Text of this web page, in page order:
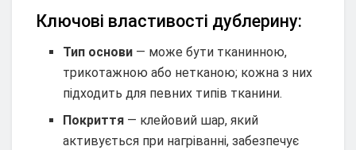
Ключові властивості дублерину:
Тип основи — може бути тканинною,
трикотажною або нетканою; кожна з них
підходить для певних типів тканини.
Покриття — клейовий шар, який
активується при нагріванні, забезпечує